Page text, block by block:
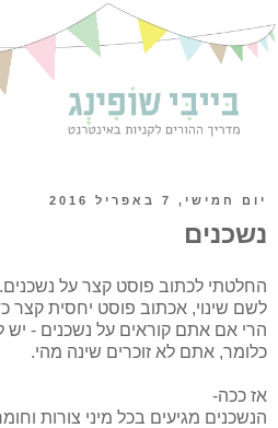
יום חמישי, 7 באפריל 2016
נשכנים
החלטתי לכתוב פוסט קצר על נשכנים.
לשם שינוי, אכתוב פוסט יחסית קצר
הרי אם אתם קוראים על נשכנים - יש
כלומר, אתם לא זוכרים שינה מהי.
אז ככה-
הנשכנים מגיעים בכל מיני צורות